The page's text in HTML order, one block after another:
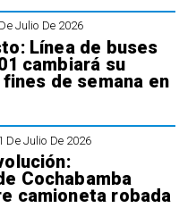
Julio De 2026
Línea de buses
cambiará su
de semana en
De Julio De 2026
Cochabamba
camioneta robada